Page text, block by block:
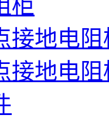
柜
接地电阻
接地电阻